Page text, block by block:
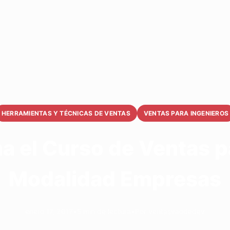
HERRAMIENTAS Y TÉCNICAS DE VENTAS VENTAS PARA INGENIEROS